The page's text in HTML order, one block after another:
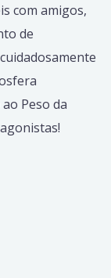
com amigos,
de
Peso da